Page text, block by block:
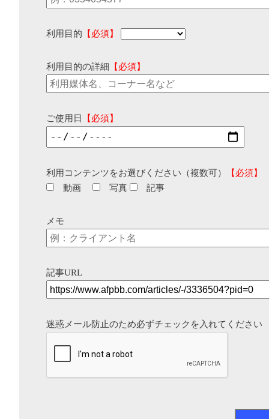
利用目的 【必須】
利用目的の詳細 【必須】
ご使用日 【必須】
利用コンテンツをお選びください（複数可）
【必須】
動画
写真 記事
メモ
記事URL
迷惑メール防止のため必ずチェックを入れてください